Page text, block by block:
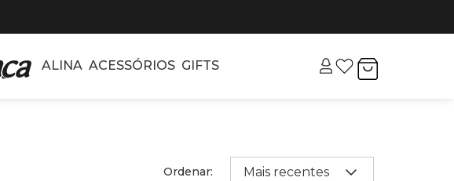
ALINA ACESSÓRIOS GIFTS
Ordenar: Mais recentes